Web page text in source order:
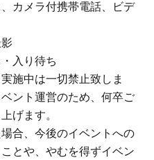
カメラ付携帯電話、ビデ
入り待ち
施中は一切禁止致しま
ント運営のため、何卒ご
げます。
合、今後のイベントへの
とや、やむを得ずイベン